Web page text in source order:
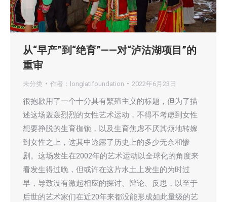
从“早产”到“绝育”——对“泸沽湖项目”的
重审
未分类 作者： longlatifoundation 2022年6月23日
很抱歉用了一个十分具有繁殖主义的标题，但为了描
述这场轰轰烈烈的女性艺术运动，不得不考虑到女性
想要挣脱的生育枷锁，以及生育焦虑不厌其烦地转嫁
到女性之上，这其中透露了历史上的多少无奈和惨
剧。这场发生在2002年的艺术运动以全球化的角度来
看发生得过晚，但或许在这片水土上发生的为时过
早，导致没有激起相应的探讨、辩论、反思，以至于
后世的艺术家们在近20年来都没能形成如此量级的艺